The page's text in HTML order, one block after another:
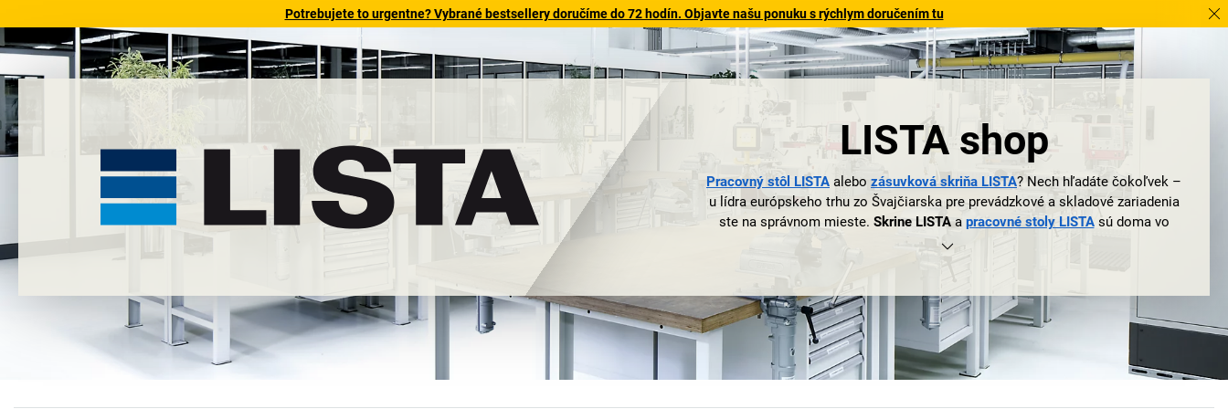
Potrebujete to urgentne? Vybrané bestsellery doručíme do 72 hodín. Objavte našu ponuku s rýchlym doručením tu
LISTA shop
Pracovný stôl LISTA alebo zásuvková skriňa LISTA? Nech hľadáte čokoľvek –
u lídra európskeho trhu zo Švajčiarska pre prevádzkové a skladové zariadenia
ste na správnom mieste. Skrine LISTAa pracovné stoly LISTAsú doma vo
vyše 100.000 spoločnostiach na celom svete, vo veľkých priemyselných
halách a laboratóriách, rovnako ako v malých živnostenských podnikoch a
stredne veľkých spoločnostiach. Logický dôsledok? Kto myslí na svoju
zásuvkovú skriňu, myslí takmer automaticky na spoločnosť LISTA. My by sme
na to povedali: cieľ splnený!
Úspech značky LISTA sa pritom zakladá na viacerých faktoroch. Jedným z
najdôležitejších je inteligentný stavebnicový systém, ktorý spája všetky